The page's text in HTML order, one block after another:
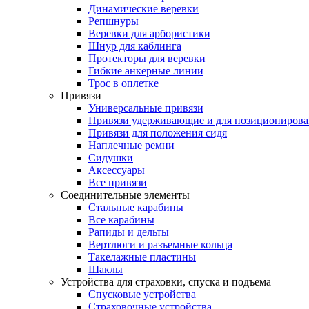
Динамические веревки
Репшнуры
Веревки для арбористики
Шнур для каблинга
Протекторы для веревки
Гибкие анкерные линии
Трос в оплетке
Привязи
Универсальные привязи
Привязи удерживающие и для
Привязи для положения сидя
Наплечные ремни
Сидушки
Аксессуары
Все привязи
Соединительные элементы
Стальные карабины
Все карабины
Рапиды и дельты
Вертлюги и разъемные кольца
Такелажные пластины
Шаклы
Устройства для страховки, спуска и подъема
Спусковые устройства
Страховочные устройства